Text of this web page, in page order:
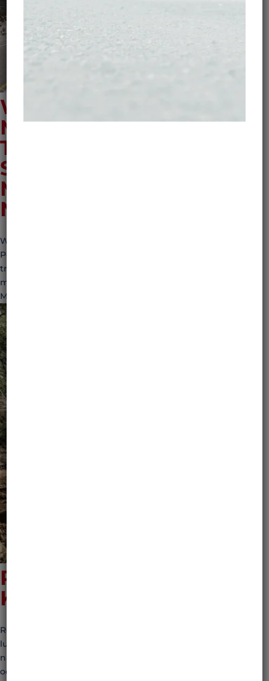
WYPRAWY
MOTOCYKLOWE,
TRANSPORT I
SZKOLENIA Z
MOTOBIRDS. POZNAJ
NAS
Wyprawy motocyklowe, transport i szkolenia z MotoBirds.
Poznaj nas Wyprawy motocyklowe po Polsce i nie tylko,
transport motocykli i innych pojazdów oraz szkolenia
motocyklowe dla każdego. Niezależnie od tego, czy znasz
MotoBirds, czy jesteś tu po raz pierwszy, chcemy...
ROZSTRZYGNIĘCIE
KONKURSU !!!
Rozstrzygnięcie konkursu !!! Od grudnia 2020 do połowy
lutego 2021 można było dzielić się z nami na naszym profilu
na Facebooku historią wyprawy motocyklowej, która nie
odbyła się w minionym roku (wszyscy wiemy dlaczego…).